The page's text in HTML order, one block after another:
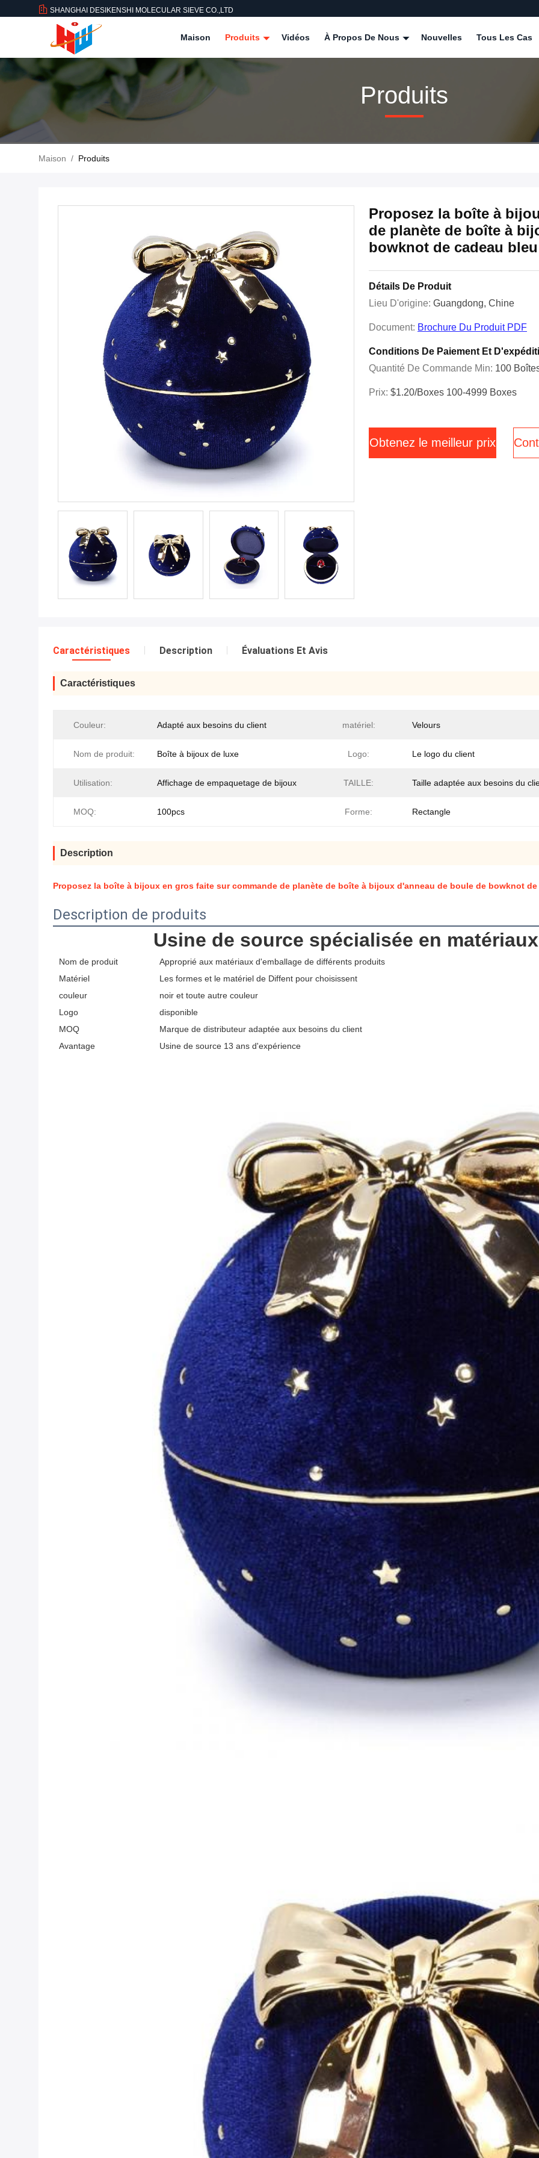
SHANGHAI DESIKENSHI MOLECULAR SIEVE CO.,LTD
Maison Produits Vidéos À Propos De Nous Nouvelles Tous Les Cas
Produits
Maison / Produits
Proposez la boîte à
de planète de boîte à
bowknot de cadeau
Détails De Produit
Lieu D'origine: Guangdong, Chine
Document: Brochure Du Produit PDF
Conditions De Paiement Et
Quantité De Commande Min: 100
Prix: $1.20/boxes 100-4999 Boxes
Obtenez le meilleur prix
Caractéristiques Description Évaluations Et Avis
Caractéristiques
Couleur: Adapté aux besoins du client matériel: Velours
Nom de produit: Boîte à bijoux de luxe Logo: Le logo du client
Utilisation: Affichage de empaquetage de bijoux TAILLE: Taille adaptée aux besoins du
MOQ: 100pcs Forme: Rectangle
Description
Proposez la boîte à bijoux en gros faite sur commande de planète de boîte à bijoux d'anneau de boule de bowknot
Description de produits
Usine de source spécialisée en
Nom de produit
Approprié aux matériaux d'emballage de différents produits
Matériel
Les formes et le matériel de Diffent pour choisissent
couleur
noir et toute autre couleur
Logo
disponible
MOQ
Marque de distributeur adaptée aux besoins du client
Avantage
Usine de source 13 ans d'expérience